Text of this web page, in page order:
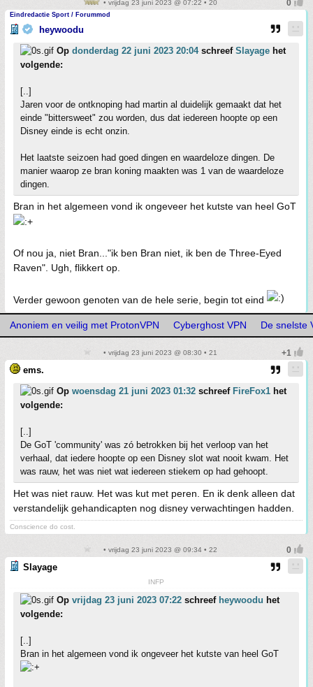
• vrijdag 23 juni 2023 @ 07:22 • 20
Eindredactie Sport / Forummod
heywoodu
Op donderdag 22 juni 2023 20:04schreef Slayage het
volgende:
[..]
Jaren voor de ontknoping had martin al duidelijk gemaakt dat het
einde "bittersweet" zou worden, dus dat iedereen hoopte op een
Disney einde is echt onzin.
Het laatste seizoen had goed dingen en waardeloze dingen. De
manier waarop ze bran koning maakten was 1 van de waardeloze
dingen.
Bran in het algemeen vond ik ongeveer het kutste van heel GoT
Of nou ja, niet Bran..."ik ben Bran niet, ik ben de Three-Eyed
Raven". Ugh, flikkert op.
Verder gewoon genoten van de hele serie, begin tot eind
Anoniem en veilig met ProtonVPN Cyberghost VPN De snelste
• vrijdag 23 juni 2023 @ 08:30 • 21
ems.
Op woensdag 21 juni 2023 01:32 schreef FireFox1 het
volgende:
[..]
De GoT 'community' was zó betrokken bij het verloop van het
verhaal, dat iedere hoopte op een Disney slot wat nooit kwam. Het
was rauw, het was niet wat iedereen stiekem op had gehoopt.
Het was niet rauw. Het was kut met peren. En ik denk alleen dat
verstandelijk gehandicapten nog disney verwachtingen hadden.
Conscience do cost.
• vrijdag 23 juni 2023 @ 09:34 • 22
Slayage
INFP
Op vrijdag 23 juni 2023 07:22 schreef heywoodu het
volgende:
[..]
Bran in het algemeen vond ik ongeveer het kutste van heel GoT